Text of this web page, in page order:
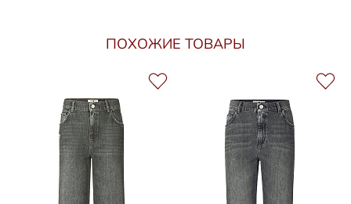
ПОХОЖИЕ ТОВАРЫ